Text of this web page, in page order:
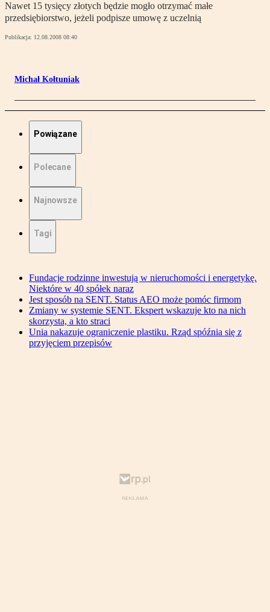
Nawet 15 tysięcy złotych będzie mogło otrzymać małe
przedsiębiorstwo, jeżeli podpisze umowę z uczelnią
Publikacja: 12.08.2008 08:40
Michał Kołtuniak
Powiązane
Polecane
Najnowsze
Tagi
Fundacje rodzinne inwestują w nieruchomości i energetykę.
Niektóre w 40 spółek naraz
Jest sposób na SENT. Status AEO może pomóc firmom
Zmiany w systemie SENT. Ekspert wskazuje kto na nich
skorzysta, a kto straci
Unia nakazuje ograniczenie plastiku. Rząd spóźnia się z
przyjęciem przepisów